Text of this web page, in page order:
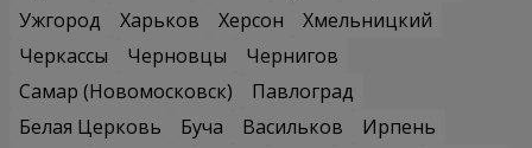
Ужгород
Харьков Херсон
Хмельницкий
Черкассы
Черновцы
Чернигов
Самар (Новомосковск)
Павлоград
Белая Церковь
Буча Васильков
Ирпень